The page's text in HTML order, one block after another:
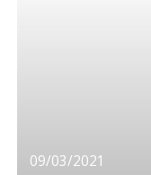
09/03/2021